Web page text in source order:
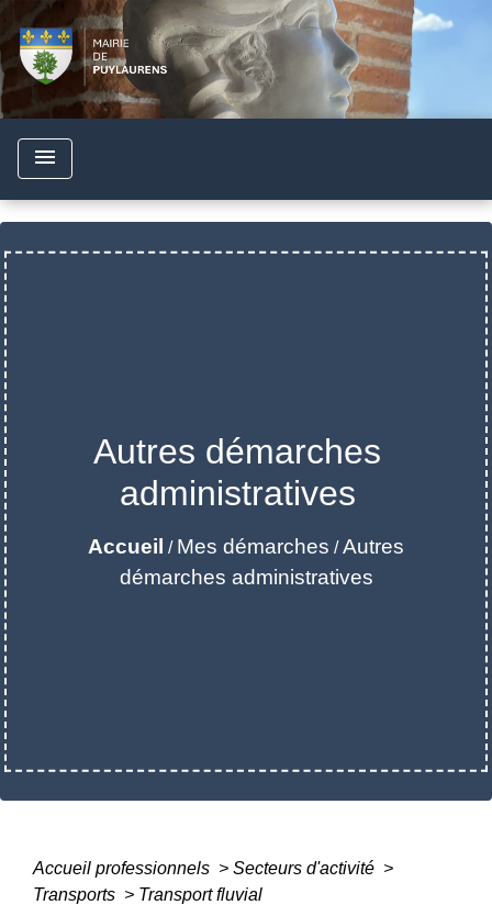
menu
Autres démarches
administratives
Accueil / Mes démarches /Autres
démarches administratives
Accueil professionnels > Secteurs d'activité >
Transports > Transport fluvial